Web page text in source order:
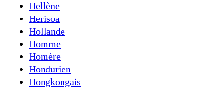
Hellène
Herisoa
Hollande
Homme
Homère
Hondurien
Hongkongais